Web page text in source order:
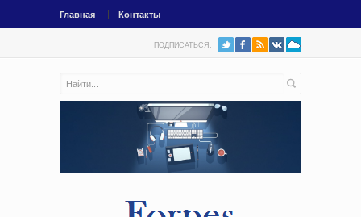
Главная Контакты
ПОДПИСАТЬСЯ: